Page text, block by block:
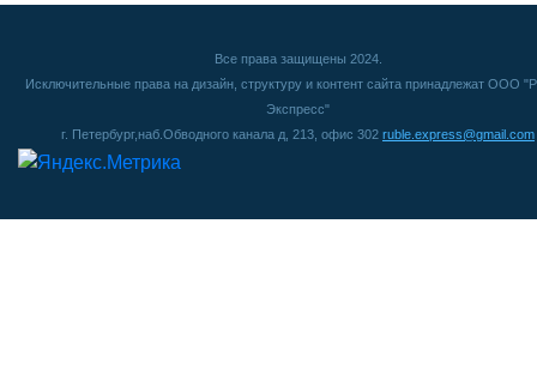
Все права защищены 2024.
Исключительные права на дизайн, структуру и контент сайта принадлежат ООО
Экспресс"
г. Петербург,наб.Обводного канала д, 213, офис 302 ruble.express@gmail.com